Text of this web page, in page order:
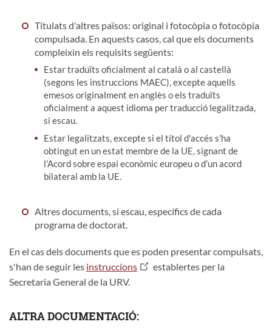
Titulats d'altres països: original i fotocòpia o fotocòpia
compulsada. En aquests casos, cal que els documents
compleixin els requisits següents:
Estar traduïts oficialment al català o al castellà
(segons les instruccions MAEC), excepte aquells
emesos originalment en anglès o els traduïts
oficialment a aquest idioma per traducció legalitzada,
si escau.
Estar legalitzats, excepte si el títol d'accés s'ha
obtingut en un estat membre de la UE, signant de
l'Acord sobre espai econòmic europeu o d'un acord
bilateral amb la UE.
Altres documents, si escau, específics de cada
programa de doctorat.
En el cas dels documents que es poden presentar compulsats,
s'han de seguir les instruccions
establertes per la
Secretaria General de la URV.
ALTRA DOCUMENTACIÓ: